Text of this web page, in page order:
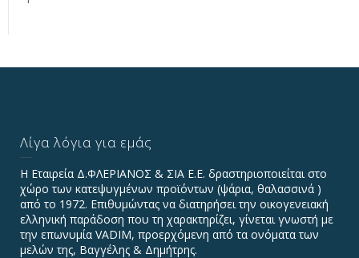
Λίγα λόγια για εμάς
Η Εταιρεία Δ.ΦΛΕΡΙΑΝΟΣ & ΣΙΑ Ε.Ε. δραστηριοποιείται στο
χώρο των κατεψυγμένων προϊόντων (ψάρια, θαλασσινά )
από το 1972. Επιθυμώντας να διατηρήσει την οικογενειακή
ελληνική παράδοση που τη χαρακτηρίζει, γίνεται γνωστή με
την επωνυμία VADIΜ, προερχόμενη από τα ονόματα των
μελών της, Βαγγέλης & Δημήτρης.